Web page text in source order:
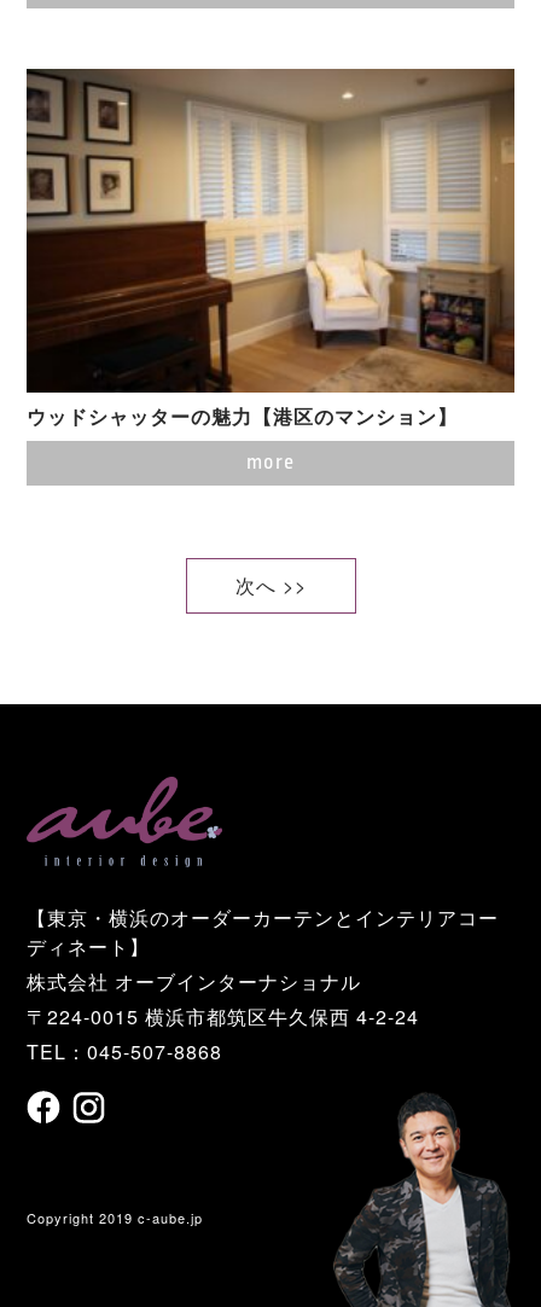
ウッドシャッターの魅力【港区のマンション】
more
次へ >>
【東京・横浜のオーダーカーテンとインテリアコー
ディネート】
株式会社 オーブインターナショナル
〒224-0015 横浜市都筑区牛久保西 4-2-24
TEL：045-507-8868
Copyright 2019 c-aube.jp